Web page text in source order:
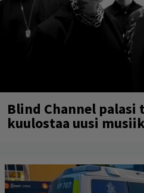
Blind Channel palasi
kuulostaa uusi